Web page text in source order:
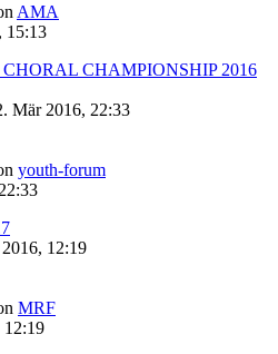
AMA
15:13
CHAMPIONSHIP 2016
Mär 2016, 22:33
youth-forum
12:19
MRF
12:19